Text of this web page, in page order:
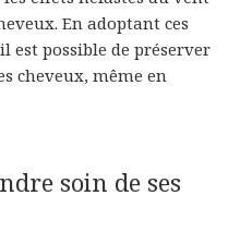
En adoptant ces
est possible de préserver
cheveux, même en
soin de ses